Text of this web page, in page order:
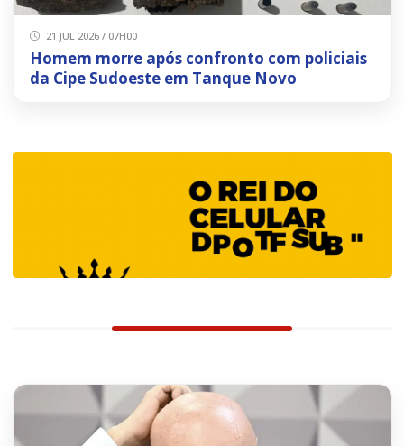
21 JUL 2026 / 07H00
Homem morre após confronto com policiais
da Cipe Sudoeste em Tanque Novo